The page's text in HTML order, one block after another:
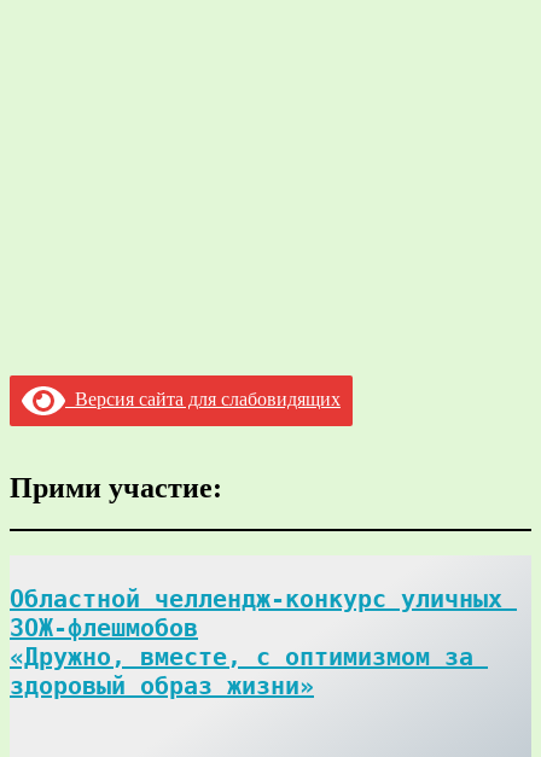
Версия сайта для слабовидящих
Прими участие:
Областной челлендж-конкурс уличных
ЗОЖ-флешмобов
«Дружно, вместе, с оптимизмом за
здоровый образ жизни»